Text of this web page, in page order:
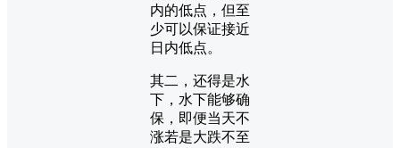
内的低点，但至
少可以保证接近
日内低点。
其二，还得是水
下，水下能够确
保，即便当天不
涨若是大跌不至